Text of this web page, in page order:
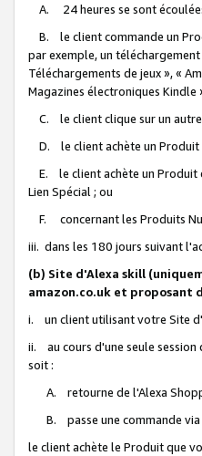
A. 24 heures se sont
B. le client commande un
par exemple, un téléchargement
Téléchargements de jeux », «
Magazines électroniques Kindle
C. le client clique sur un autre
D. le client achète un Produit
E. le client achète un Produit
Lien Spécial ; ou
F. concernant les Produits
iii. dans les 180 jours suivant
(b) Site d'Alexa skill
amazon.co.uk et proposant
i. un client utilisant votre Site
ii. au cours d'une seule session
soit :
A. retourne de l'Alexa
B. passe une commande
le client achète le Produit que